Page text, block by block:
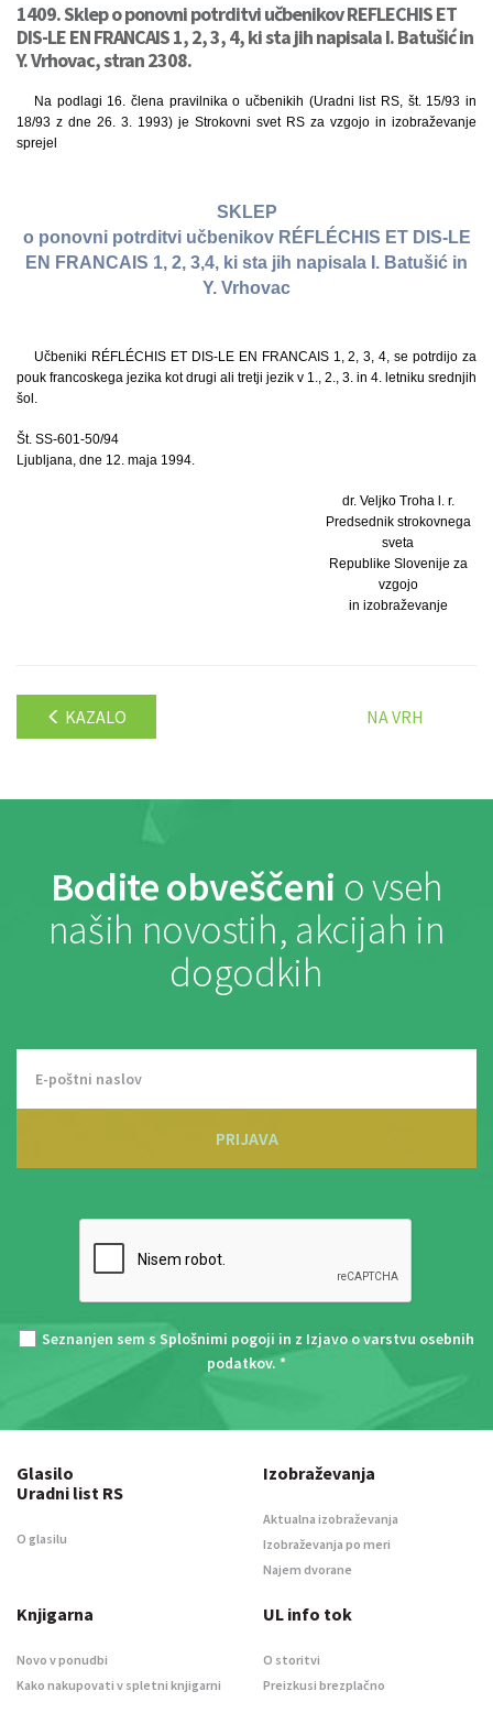
1409. Sklep o ponovni potrditvi učbenikov REFLECHIS ET
DIS-LE EN FRANCAIS 1, 2, 3, 4, ki sta jih napisala I. Batušić in
Y. Vrhovac, stran 2308.
Na podlagi 16. člena pravilnika o učbenikih (Uradni list RS, št. 15/93 in
18/93 z dne 26. 3. 1993) je Strokovni svet RS za vzgojo in izobraževanje
sprejel
SKLEP
o ponovni potrditvi učbenikov RÉFLÉCHIS ET DIS-LE
EN FRANCAIS 1, 2, 3,4, ki sta jih napisala I. Batušić in
Y. Vrhovac
Učbeniki RÉFLÉCHIS ET DIS-LE EN FRANCAIS 1, 2, 3, 4, se potrdijo za
pouk francoskega jezika kot drugi ali tretji jezik v 1., 2., 3. in 4. letniku srednjih
šol.
Št. SS-601-50/94
Ljubljana, dne 12. maja 1994.
dr. Veljko Troha l. r.
Predsednik strokovnega
sveta
Republike Slovenije za
vzgojo
in izobraževanje
KAZALO NA VRH
Bodite obveščeni o vseh
naših novostih, akcijah in
dogodkih
PRIJAVA
Seznanjen sem s Splošnimi pogoji in z Izjavo o varstvu osebnih
podatkov. *
Glasilo
Uradni list RS
O glasilu
Izobraževanja
Aktualna izobraževanja
Izobraževanja po meri
Najem dvorane
Knjigarna
Novo v ponudbi
Kako nakupovati v spletni knjigarni
UL info tok
O storitvi
Preizkusi brezplačno